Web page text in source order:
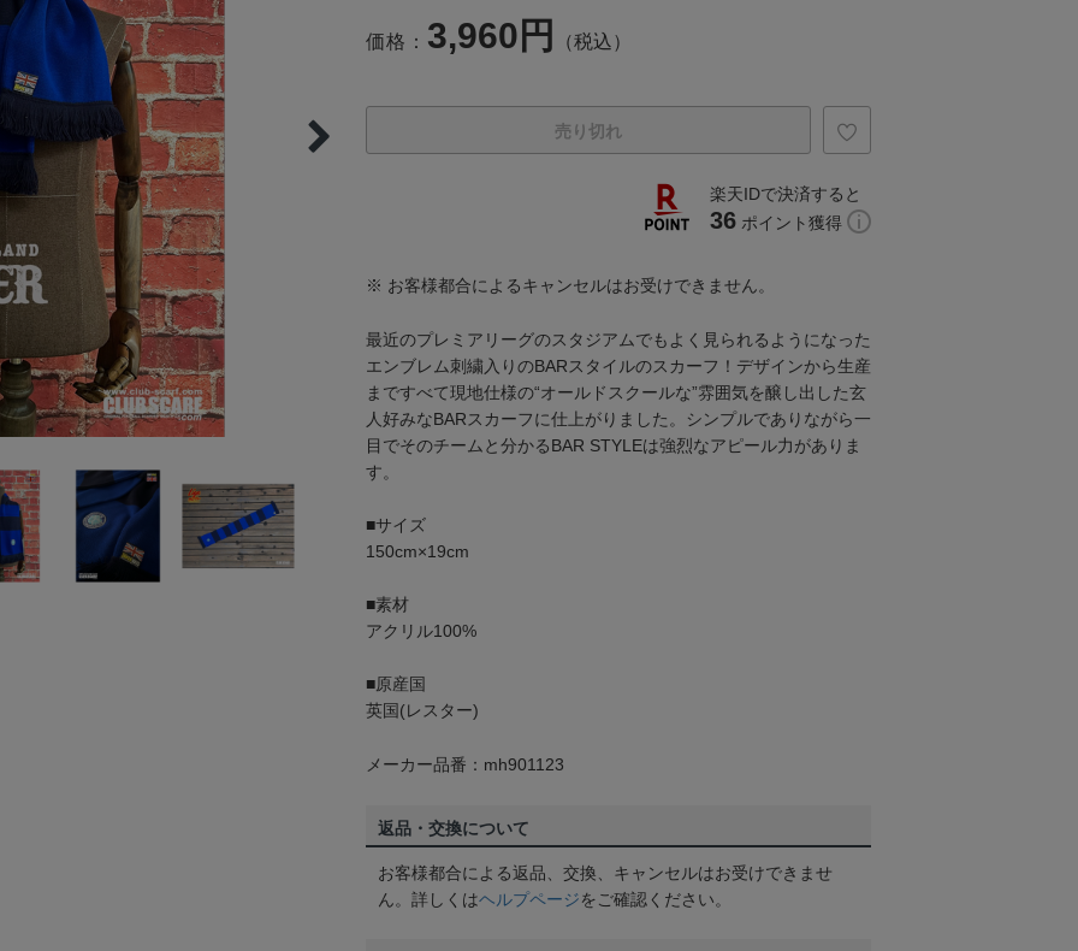
価格： 3,960円 （税込）
売り切れ
楽天IDで決済すると
36 ポイント獲得
※ お客様都合によるキャンセルはお受けできません。
最近のプレミアリーグのスタジアムでもよく見られるようになった
エンブレム刺繍入りのBARスタイルのスカーフ！デザインから生産
まですべて現地仕様の“オールドスクールな”雰囲気を醸し出した玄
人好みなBARスカーフに仕上がりました。シンプルでありながら一
目でそのチームと分かるBAR STYLEは強烈なアピール力がありま
す。
■サイズ
150cm×19cm
■素材
アクリル100%
■原産国
英国(レスター)
メーカー品番：mh901123
返品・交換について
お客様都合による返品、交換、キャンセルはお受けできませ
ん。詳しくはヘルプページをご確認ください。